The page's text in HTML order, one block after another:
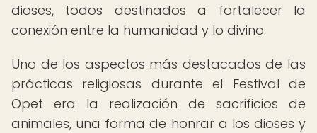
dioses, todos destinados a fortalecer la
conexión entre la humanidad y lo divino.
Uno de los aspectos más destacados de las
prácticas religiosas durante el Festival de
Opet era la realización de sacrificios de
animales, una forma de honrar a los dioses y